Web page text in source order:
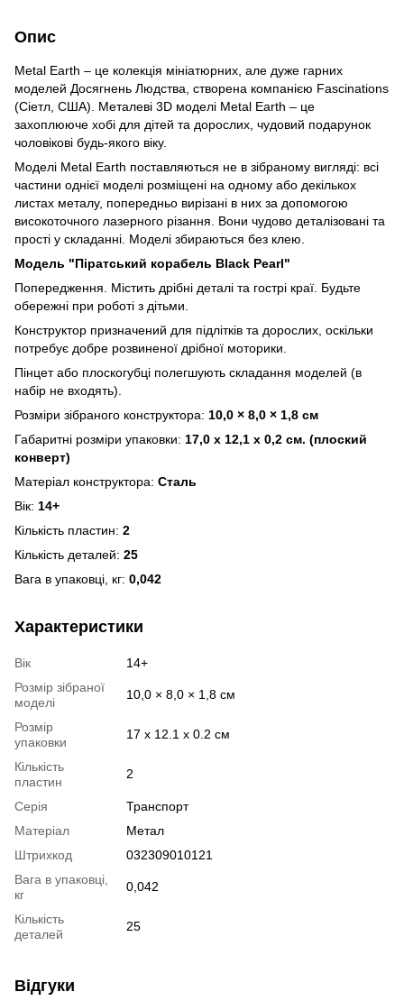
Опис
Metal Earth – це колекція мініатюрних, але дуже гарних
моделей Досягнень Людства, створена компанією Fascinations
(Сіетл, США). Металеві 3D моделі Metal Earth – це
захоплююче хобі для дітей та дорослих, чудовий подарунок
чоловікові будь-якого віку.
Моделі Metal Earth поставляються не в зібраному вигляді: всі
частини однієї моделі розміщені на одному або декількох
листах металу, попередньо вирізані в них за допомогою
високоточного лазерного різання. Вони чудово деталізовані та
прості у складанні. Моделі збираються без клею.
Модель "Піратський корабель Black Pearl"
Попередження. Містить дрібні деталі та гострі краї. Будьте
обережні при роботі з дітьми.
Конструктор призначений для підлітків та дорослих, оскільки
потребує добре розвиненої дрібної моторики.
Пінцет або плоскогубці полегшують складання моделей (в
набір не входять).
Розміри зібраного конструктора: 10,0 × 8,0 × 1,8 см
Габаритні розміри упаковки: 17,0 х 12,1 х 0,2 см. (плоский
конверт)
Матеріал конструктора: Сталь
Вік: 14+
Кількість пластин: 2
Кількість деталей: 25
Вага в упаковці, кг: 0,042
Характеристики
Вік
14+
Розмір зібраної
моделі
10,0 × 8,0 × 1,8 см
Розмір
упаковки
17 х 12.1 х 0.2 см
Кількість
пластин
2
Серія
Транспорт
Матеріал
Метал
Штрихкод
032309010121
Вага в упаковці,
кг
0,042
Кількість
деталей
25
Відгуки